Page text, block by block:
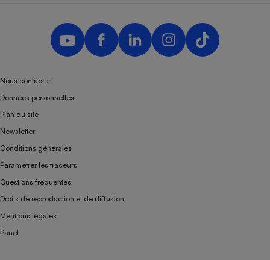
Nous contacter
Données personnelles
Plan du site
Newsletter
Conditions générales
Paramétrer les traceurs
Questions fréquentes
Droits de reproduction et de diffusion
Mentions légales
Panel